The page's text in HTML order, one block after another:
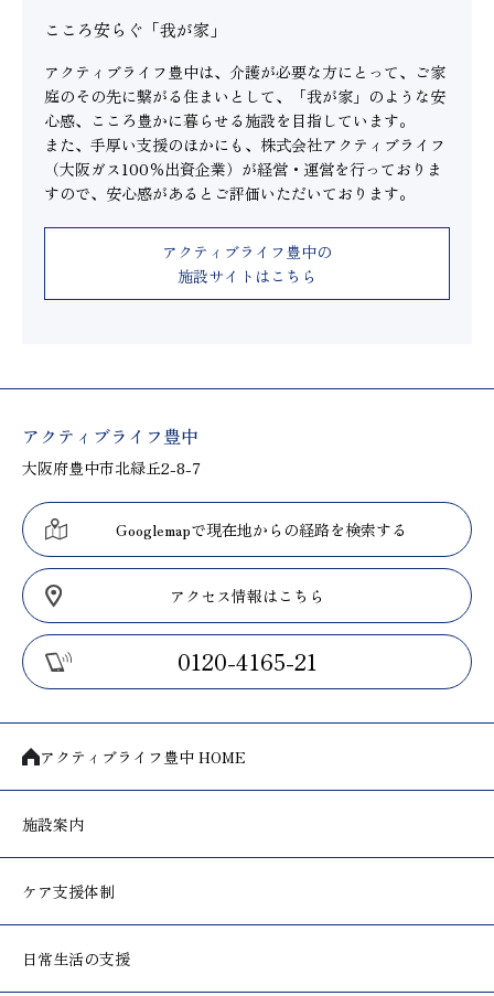
こころ安らぐ「我が家」
アクティブライフ豊中は、介護が必要な方にとって、ご家
庭のその先に繋がる住まいとして、「我が家」のような安
心感、こころ豊かに暮らせる施設を目指しています。
また、手厚い支援のほかにも、株式会社アクティブライフ
（大阪ガス100％出資企業）が経営・運営を行っておりま
すので、安心感があるとご評価いただいております。
アクティブライフ豊中の
施設サイトはこちら
アクティブライフ豊中
大阪府豊中市北緑丘2-8-7
Googlemapで現在地からの経路を検索する
アクセス情報はこちら
0120-4165-21
アクティブライフ豊中 HOME
施設案内
ケア支援体制
日常生活の支援